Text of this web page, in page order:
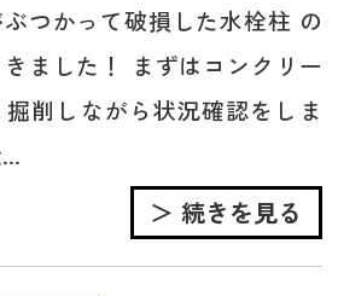
つかって破損した水栓柱 の
ました！ まずはコンクリー
掘削しながら状況確認をしま
＞ 続きを見る